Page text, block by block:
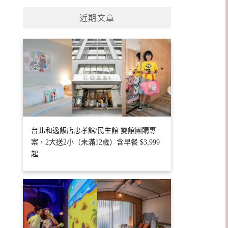
近期文章
台北和逸飯店忠孝館/民生館 雙館團購專
案，2大送2小（未滿12歲）含早餐 $3,999
起